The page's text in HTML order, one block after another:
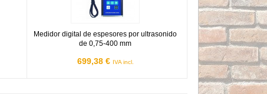
Medidor digital de espesores por ultrasonido
de 0,75-400 mm
699,38 € IVA incl.